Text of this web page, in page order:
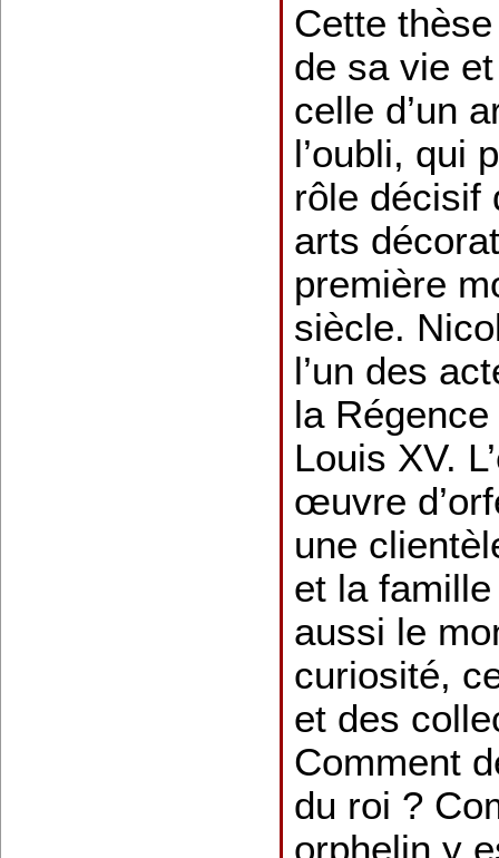
Cette
de sa vie
celle d’un
l’oubli, qui
rôle décisif
arts
première
siècle.
l’un des
la
Louis XV.
œuvre
une
et la
aussi le
curiosité,
et des
Comment
du roi ?
orphelin y